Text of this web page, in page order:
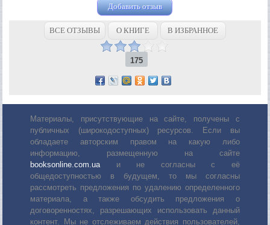
Добавить отзыв
ВСЕ ОТЗЫВЫ О КНИГЕ В ИЗБРАННОЕ
175
Материалы, присутствующие на сайте, получены с
публичных (широкодоступных) ресурсов. Если вы
обладаете авторским правом на какую либо
информацию, размещенную на сайте
booksonline.com.ua и не согласны с её
общедоступностью в будущем, то мы согласны
рассмотреть предложения по удалению определенного
материала, а также обсудить предложения о
договоренностях, разрешающих использовать данный
контент. Мы не отслеживаем действия пользователей,